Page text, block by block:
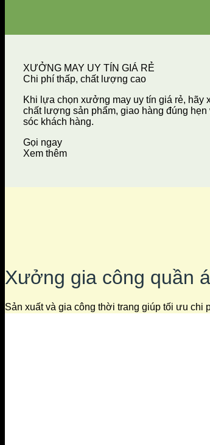
XƯỞNG MAY UY TÍN GIÁ RẺ
Chi phí thấp, chất lượng cao
Khi lựa chọn xưởng may uy tín giá rẻ, hãy
chất lượng sản phẩm, giao hàng đúng hẹn
sóc khách hàng.
Gọi ngay
Xem thêm
Xưởng gia công quần
Sản xuất và gia công thời trang giúp tối ưu